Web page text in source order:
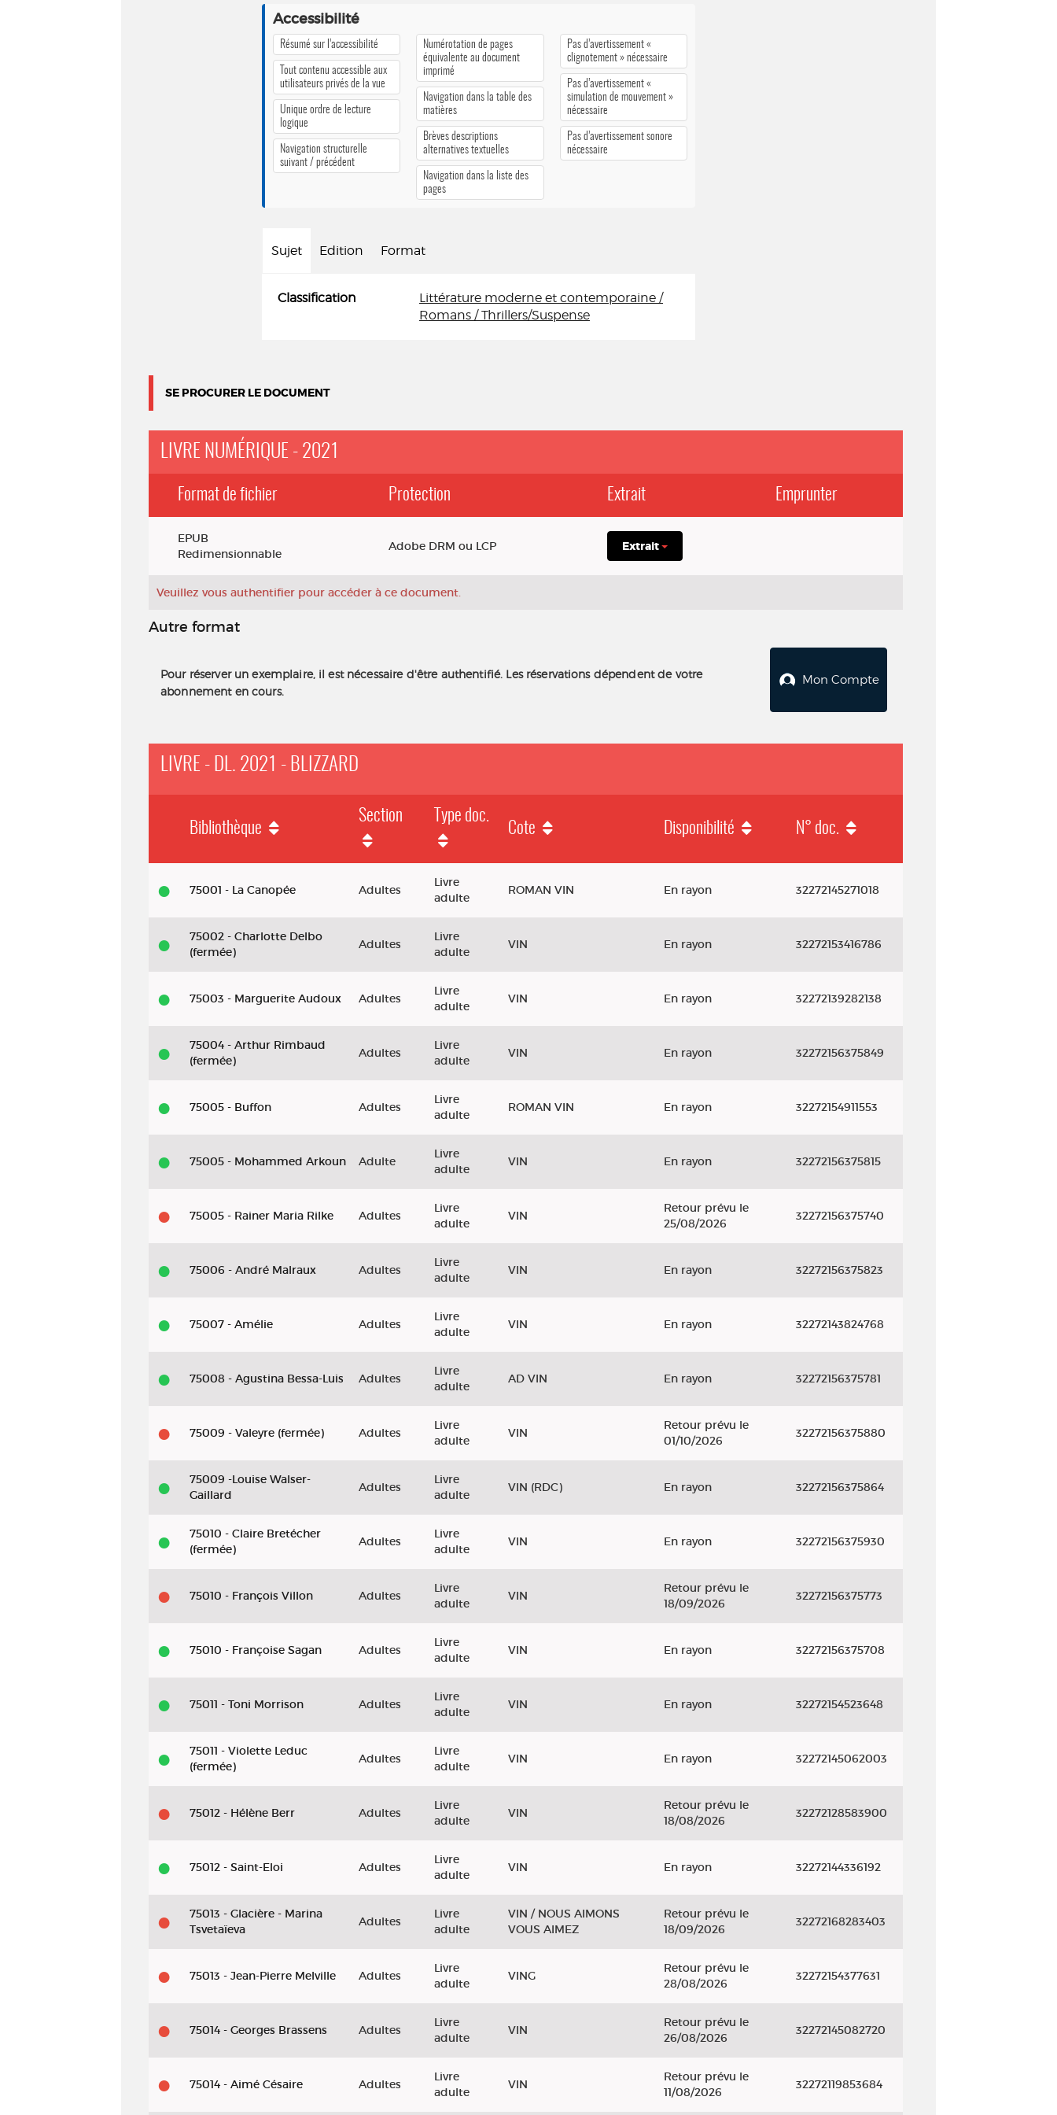
Accessibilité
Résumé sur l’accessibilité
Tout contenu accessible aux
utilisateurs privés de la vue
Unique ordre de lecture
logique
Navigation structurelle
suivant / précédent
Numérotation de pages
équivalente au document
imprimé
Navigation dans la table des
matières
Brèves descriptions
alternatives textuelles
Navigation dans la liste des
pages
Pas d’avertissement «
clignotement » nécessaire
Pas d’avertissement «
simulation de mouvement »
nécessaire
Pas d’avertissement sonore
nécessaire
Sujet Edition Format
Classification
Littérature moderne et contemporaine /
Romans / Thrillers/Suspense
SE PROCURER LE DOCUMENT
LIVRE NUMÉRIQUE - 2021
Format de fichier Protection Extrait Emprunter
EPUB
Redimensionnable
Adobe DRM ou LCP Extrait
Veuillez vous authentifier pour accéder à ce document.
Autre format
Pour réserver un exemplaire, il est nécessaire d'être authentifié. Les réservations dépendent de votre
abonnement en cours.
Mon Compte
LIVRE - DL. 2021 - BLIZZARD
Bibliothèque
Section Type doc.
Cote Disponibilité N° doc.
75001 - La Canopée Adultes
Livre
adulte
ROMAN VIN En rayon 32272145271018
75002 - Charlotte Delbo
(fermée)
Adultes
Livre
adulte
VIN En rayon 32272153416786
75003 - Marguerite Audoux Adultes
Livre
adulte
VIN En rayon 32272139282138
75004 - Arthur Rimbaud
(fermée)
Adultes
Livre
adulte
VIN En rayon 32272156375849
75005 - Buffon Adultes
Livre
adulte
ROMAN VIN En rayon 32272154911553
75005 - Mohammed Arkoun Adulte
Livre
adulte
VIN En rayon 32272156375815
75005 - Rainer Maria Rilke Adultes
Livre
adulte
VIN
Retour prévu le
25/08/2026
32272156375740
75006 - André Malraux Adultes
Livre
adulte
VIN En rayon 32272156375823
75007 - Amélie Adultes
Livre
adulte
VIN En rayon 32272143824768
75008 - Agustina Bessa-Luis Adultes
Livre
adulte
AD VIN En rayon 32272156375781
75009 - Valeyre (fermée) Adultes
Livre
adulte
VIN
Retour prévu le
01/10/2026
32272156375880
75009 -Louise Walser-
Gaillard
Adultes
Livre
adulte
VIN (RDC) En rayon 32272156375864
75010 - Claire Bretécher
(fermée)
Adultes
Livre
adulte
VIN En rayon 32272156375930
75010 - François Villon Adultes
Livre
adulte
VIN
Retour prévu le
18/09/2026
32272156375773
75010 - Françoise Sagan Adultes
Livre
adulte
VIN En rayon 32272156375708
75011 - Toni Morrison Adultes
Livre
adulte
VIN En rayon 32272154523648
75011 - Violette Leduc
(fermée)
Adultes
Livre
adulte
VIN En rayon 32272145062003
75012 - Hélène Berr Adultes
Livre
adulte
VIN
Retour prévu le
18/08/2026
32272128583900
75012 - Saint-Eloi Adultes
Livre
adulte
VIN En rayon 32272144336192
75013 - Glacière - Marina
Tsvetaïeva
Adultes
Livre
adulte
VIN / NOUS AIMONS
VOUS AIMEZ
Retour prévu le
18/09/2026
32272168283403
75013 - Jean-Pierre Melville Adultes
Livre
adulte
VING
Retour prévu le
28/08/2026
32272154377631
75014 - Georges Brassens Adultes
Livre
adulte
VIN
Retour prévu le
26/08/2026
32272145082720
75014 - Aimé Césaire Adultes
Livre
adulte
VIN
Retour prévu le
11/08/2026
32272119853684